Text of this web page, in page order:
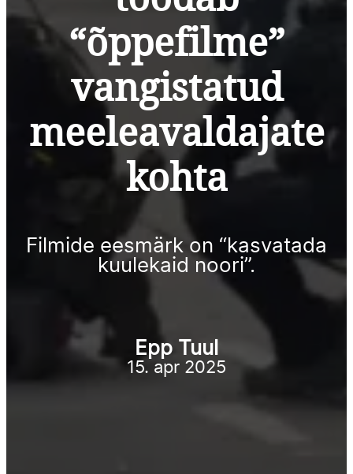
“õppefilme”
vangistatud
meeleavaldajate
kohta
Filmide eesmärk on “kasvatada
kuulekaid noori”.
Epp Tuul
15. apr 2025